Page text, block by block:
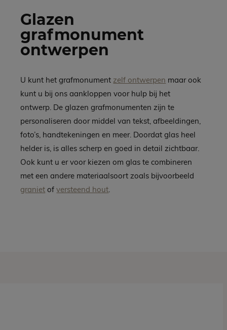
Glazen
grafmonument
ontwerpen
U kunt het grafmonument zelf ontwerpen maar ook
kunt u bij ons aankloppen voor hulp bij het
ontwerp. De glazen grafmonumenten zijn te
personaliseren door middel van tekst, afbeeldingen,
foto’s, handtekeningen en meer. Doordat glas heel
helder is, is alles scherp en goed in detail zichtbaar.
Ook kunt u er voor kiezen om glas te combineren
met een andere materiaalsoort zoals bijvoorbeeld
graniet ofversteend hout.